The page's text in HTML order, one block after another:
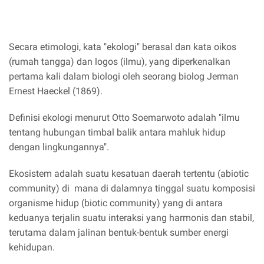
Secara etimologi, kata "ekologi" berasal dan kata oikos
(rumah tangga) dan logos (ilmu), yang diperkenalkan
pertama kali dalam biologi oleh seorang biolog Jerman
Ernest Haeckel (1869).
Definisi ekologi menurut Otto Soemarwoto adalah "ilmu
tentang hubungan timbal balik antara mahluk hidup
dengan lingkungannya".
Ekosistem adalah suatu kesatuan daerah tertentu (abiotic
community) di mana di dalamnya tinggal suatu komposisi
organisme hidup (biotic community) yang di antara
keduanya terjalin suatu interaksi yang harmonis dan stabil,
terutama dalam jalinan bentuk-bentuk sumber energi
kehidupan.